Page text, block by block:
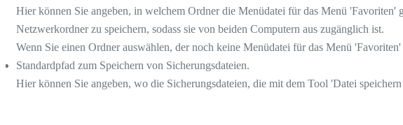
Hier können Sie angeben, in welchem Ordner die Menüdatei für das Menü 'Favoriten'
Netzwerkordner zu speichern, sodass sie von beiden Computern aus zugänglich ist.
Wenn Sie einen Ordner auswählen, der noch keine Menüdatei für das Menü
Standardpfad zum Speichern von Sicherungsdateien.
Hier können Sie angeben, wo die Sicherungsdateien, die mit dem Tool 'Datei